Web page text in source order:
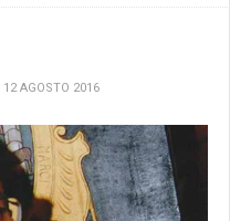
12 AGOSTO 2016